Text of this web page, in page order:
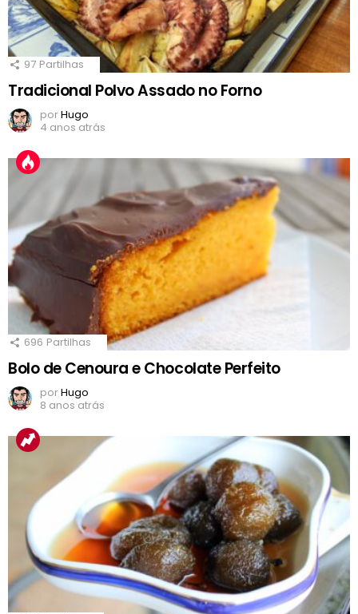
97 Partilhas
Tradicional Polvo Assado no Forno
porHugo
4 anos atrás
696 Partilhas
Bolo de Cenoura e Chocolate Perfeito
porHugo
8 anos atrás